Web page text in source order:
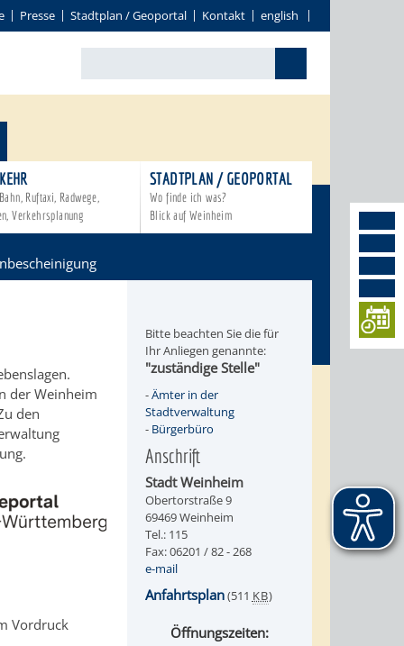
Presse Stadtplan / Geoportal Kontakt english
Ruftaxi, Radwege,
Verkehrsplanung
STADTPLAN / GEOPORTAL
Wo finde ich was?
Blick auf Weinheim
der Weinheim
den
Vordruck
Bitte beachten Sie die für
Ihr Anliegen genannte:
"zuständige Stelle"
-Ämter in der
Stadtverwaltung
- Bürgerbüro
Anschrift
Stadt Weinheim
Obertorstraße 9
69469 Weinheim
Tel.: 115
Fax: 06201 / 82 - 268
e-mail
Anfahrtsplan(511 KB)
Öffnungszeiten: